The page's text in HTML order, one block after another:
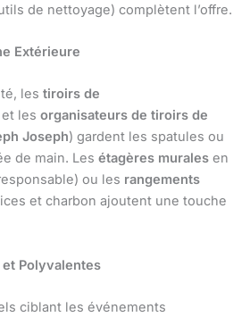
de nettoyage) complètent l’offre.
Extérieure
les tiroirs de
les organisateurs de tiroirs de
Joseph) gardent les spatules ou
de main. Les étagères murales en
ou les rangements
et charbon ajoutent une touche
Polyvalentes
ciblant les événements